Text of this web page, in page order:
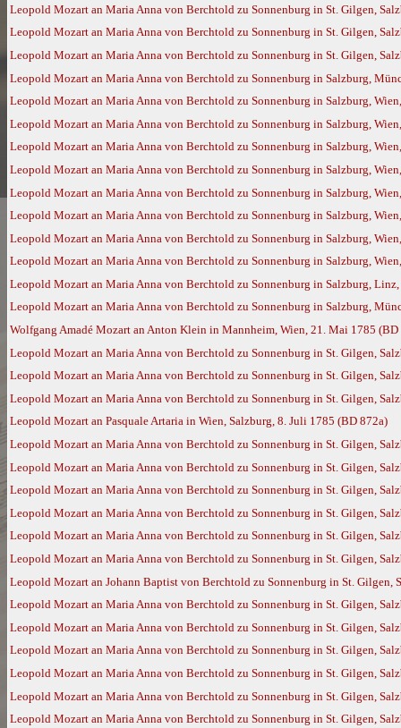
Leopold Mozart an Maria Anna von Berchtold zu Sonnenburg in St. Gilgen,
Leopold Mozart an Maria Anna von Berchtold zu Sonnenburg in St. Gilgen,
Leopold Mozart an Maria Anna von Berchtold zu Sonnenburg in St. Gilgen,
Leopold Mozart an Maria Anna von Berchtold zu Sonnenburg in Salzburg,
Leopold Mozart an Maria Anna von Berchtold zu Sonnenburg in Salzburg,
Leopold Mozart an Maria Anna von Berchtold zu Sonnenburg in Salzburg,
Leopold Mozart an Maria Anna von Berchtold zu Sonnenburg in Salzburg,
Leopold Mozart an Maria Anna von Berchtold zu Sonnenburg in Salzburg,
Leopold Mozart an Maria Anna von Berchtold zu Sonnenburg in Salzburg,
Leopold Mozart an Maria Anna von Berchtold zu Sonnenburg in Salzburg,
Leopold Mozart an Maria Anna von Berchtold zu Sonnenburg in Salzburg,
Leopold Mozart an Maria Anna von Berchtold zu Sonnenburg in Salzburg,
Leopold Mozart an Maria Anna von Berchtold zu Sonnenburg in Salzburg,
Leopold Mozart an Maria Anna von Berchtold zu Sonnenburg in Salzburg,
Wolfgang Amadé Mozart an Anton Klein in Mannheim, Wien, 21. Mai 1785 (BD
Leopold Mozart an Maria Anna von Berchtold zu Sonnenburg in St. Gilgen,
Leopold Mozart an Maria Anna von Berchtold zu Sonnenburg in St. Gilgen,
Leopold Mozart an Maria Anna von Berchtold zu Sonnenburg in St. Gilgen,
Leopold Mozart an Pasquale Artaria in Wien, Salzburg, 8. Juli 1785 (BD 872a)
Leopold Mozart an Maria Anna von Berchtold zu Sonnenburg in St. Gilgen,
Leopold Mozart an Maria Anna von Berchtold zu Sonnenburg in St. Gilgen,
Leopold Mozart an Maria Anna von Berchtold zu Sonnenburg in St. Gilgen,
Leopold Mozart an Maria Anna von Berchtold zu Sonnenburg in St. Gilgen,
Leopold Mozart an Maria Anna von Berchtold zu Sonnenburg in St. Gilgen,
Leopold Mozart an Maria Anna von Berchtold zu Sonnenburg in St. Gilgen,
Leopold Mozart an Johann Baptist von Berchtold zu Sonnenburg in St. Gilgen,
Leopold Mozart an Maria Anna von Berchtold zu Sonnenburg in St. Gilgen,
Leopold Mozart an Maria Anna von Berchtold zu Sonnenburg in St. Gilgen,
Leopold Mozart an Maria Anna von Berchtold zu Sonnenburg in St. Gilgen,
Leopold Mozart an Maria Anna von Berchtold zu Sonnenburg in St. Gilgen,
Leopold Mozart an Maria Anna von Berchtold zu Sonnenburg in St. Gilgen,
Leopold Mozart an Maria Anna von Berchtold zu Sonnenburg in St. Gilgen,